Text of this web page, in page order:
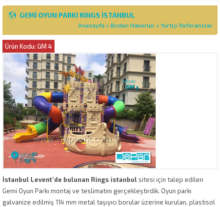
GEMI OYUN PARKI RINGS İSTANBUL
Anasayfa » Bizden Haberler » Yurtiçi Referanslar
Ürün Kodu: GM 4
İstanbul Levent’de bulunan Rings istanbul sitesi için talep edilen
Gemi Oyun Parkı montaj ve teslimatını gerçekleştirdik. Oyun parkı
galvanize edilmiş 114 mm metal taşıyıcı borular üzerine kurulan, plastisol